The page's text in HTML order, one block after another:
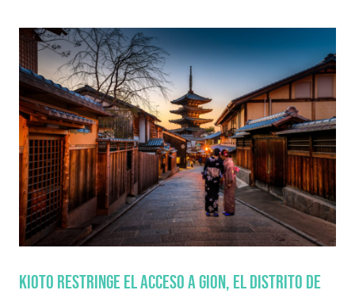
Kioto restringe el acceso a Gion, el distrito de